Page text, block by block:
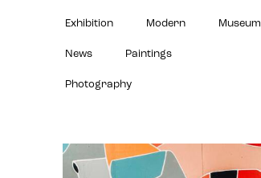
Exhibition Modern Museum
News Paintings
Photography